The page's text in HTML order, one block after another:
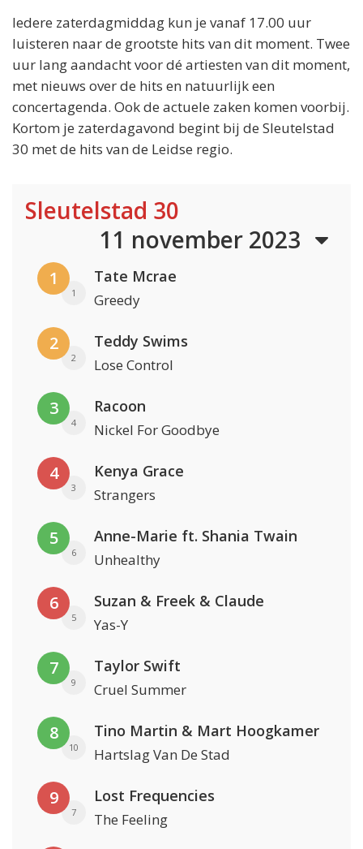
Iedere zaterdagmiddag kun je vanaf 17.00 uur
luisteren naar de grootste hits van dit moment. Twee
uur lang aandacht voor dé artiesten van dit moment,
met nieuws over de hits en natuurlijk een
concertagenda. Ook de actuele zaken komen voorbij.
Kortom je zaterdagavond begint bij de Sleutelstad
30 met de hits van de Leidse regio.
Sleutelstad 30
11 november 2023
1
1
Tate Mcrae
Greedy
2
2
Teddy Swims
Lose Control
3
4
Racoon
Nickel For Goodbye
4
3
Kenya Grace
Strangers
5
6
Anne-Marie ft. Shania Twain
Unhealthy
6
5
Suzan & Freek & Claude
Yas-Y
7
9
Taylor Swift
Cruel Summer
8
10
Tino Martin & Mart Hoogkamer
Hartslag Van De Stad
9
7
Lost Frequencies
The Feeling